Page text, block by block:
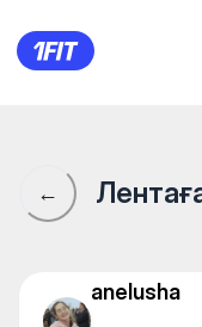
Начала с
←
anelusha